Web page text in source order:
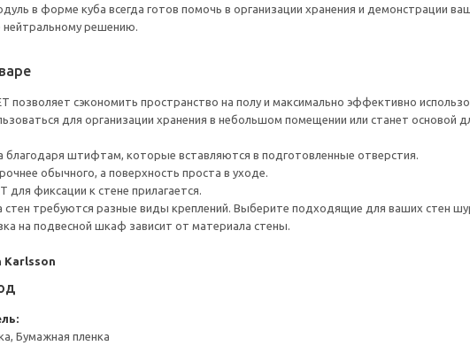
в форме куба всегда готов помочь в организации хранения и демонстрации
нейтральному решению.
позволяет сэкономить пространство на полу и максимально эффективно
для организации хранения в небольшом помещении или станет основой
благодаря штифтам, которые вставляются в подготовленные отверстия.
обычного, а поверхность проста в уходе.
для фиксации к стене прилагается.
стен требуются разные виды креплений. Выберите подходящие для ваших стен
на подвесной шкаф зависит от материала стены.
Karlsson
Бумажная пленка